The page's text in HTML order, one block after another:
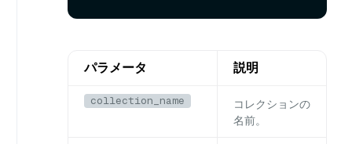
パラメータ 説明
collection_name
コレクションの
名前。